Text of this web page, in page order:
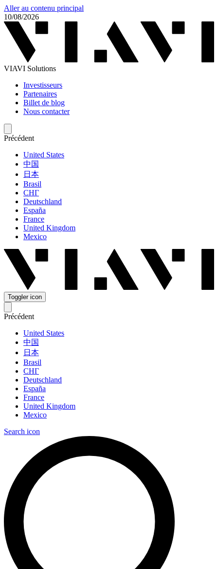
Aller au contenu principal
10/08/2026
VIAVI Solutions
Investisseurs
Partenaires
Billet de blog
Nous contacter
Précédent
United States
中国
日本
Brasil
СНГ
Deutschland
España
France
United Kingdom
Mexico
Toggler icon
Précédent
United States
中国
日本
Brasil
СНГ
Deutschland
España
France
United Kingdom
Mexico
Search icon